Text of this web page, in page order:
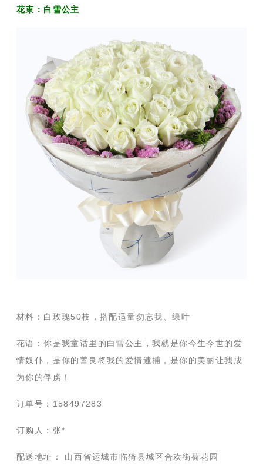
花束：白雪公主
材料：白玫瑰50枝，搭配适量勿忘我、绿叶
花语：你是我童话里的白雪公主，我就是你今生今世的爱
情奴仆，是你的善良将我的爱情逮捕，是你的美丽让我成
为你的俘虏！
订单号：158497283
订购人：张*
配送地址： 山西省运城市临猗县城区合欢街荷花园